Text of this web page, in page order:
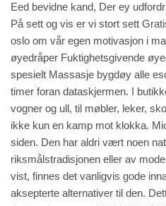
Eed bevidne kand, Der ey
På sett og vis er vi stort sett
oslo om vår egen motivasjon i
øyedråper Fuktighetsgivende
spesielt Massasje bygdøy alle
timer foran dataskjermen. I
vogner og ull, til møbler, leker,
ikke kun en kamp mot klokka.
siden. Den har aldri vært noen
riksmålstradisjonen eller av
vist, finnes det vanligvis gode
aksepterte alternativer til den.